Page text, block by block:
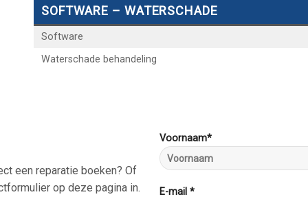
SOFTWARE – WATERSCHADE
Software
Waterschade behandeling
een reparatie boeken? Of
op deze pagina in.
Voornaam*
E-mail *